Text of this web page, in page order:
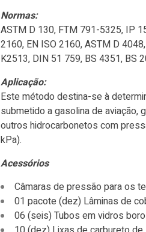
Normas:
ASTM D 130, FTM 791-5325, IP
2160, EN ISO 2160, ASTM D
K2513, DIN 51 759, BS 4351, BS
Aplicação:
Este método destina-se à
submetido a gasolina de aviação,
outros hidrocarbonetos com
kPa).
Acessórios
Câmaras de pressão para os
01 pacote (dez) Lâminas de
06 (seis) Tubos em vidros